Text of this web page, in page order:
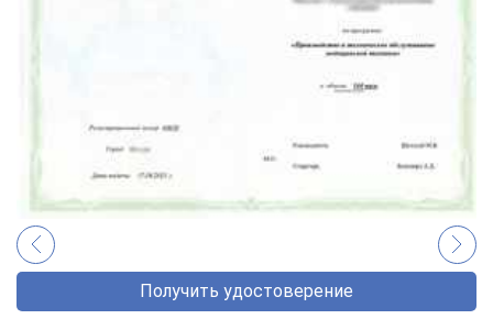
Получить удостоверение